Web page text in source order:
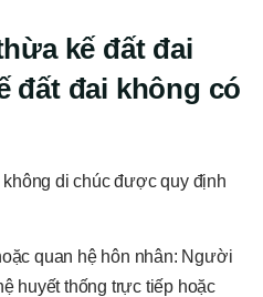
kế đất đai
đất đai không có
di chúc được quy định
quan hệ hôn nhân: Người
huyết thống trực tiếp hoặc